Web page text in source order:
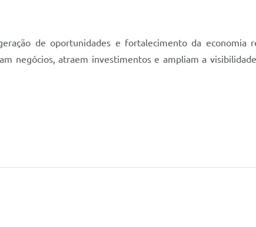
de oportunidades e fortalecimento da economia
negócios, atraem investimentos e ampliam a